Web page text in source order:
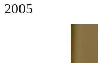
2005